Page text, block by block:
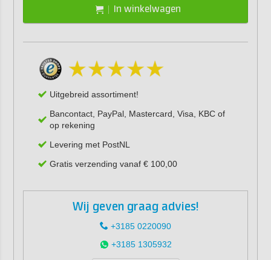
In winkelwagen
Uitgebreid assortiment!
Bancontact, PayPal, Mastercard, Visa, KBC of
op rekening
Levering met PostNL
Gratis verzending vanaf € 100,00
Wij geven graag advies!
+3185 0220090
+3185 1305932